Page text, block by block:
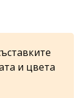
и цвета